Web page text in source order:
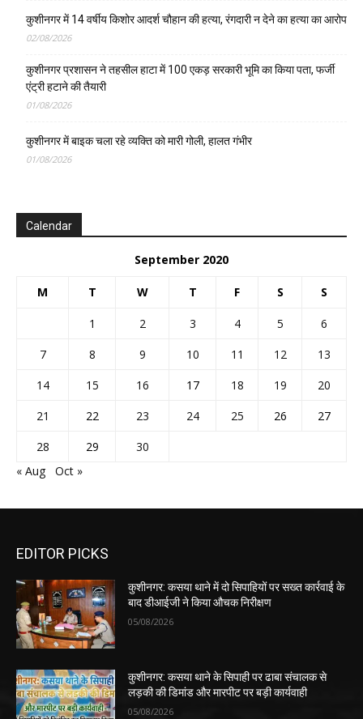
कुशीनगर में 14 वर्षीय किशोर आदर्श चौहान की हत्या, रंगदारी न देने का हत्या का आरोप
02/08/2026
कुशीनगर प्रशासन ने तहसील हाटा में 100 एकड़ सरकारी भूमि का किया पता, फर्जी
एंट्री हटाने की तैयारी
01/08/2026
कुशीनगर में बाइक चला रहे व्यक्ति को मारी गोली, हालत गंभीर
01/08/2026
Calendar
September 2020
M T W T F S S
1 2 3 4 5
6
7
8 9 10 11 12
13
14
15 16 17 18 19
20
21
22 23 24 25 26
27
28
29
30
« Aug
Oct »
EDITOR PICKS
कुशीनगर: कसया थाने में दो सिपाहियों पर सख्त कार्रवाई के
बाद डीआईजी ने किया औचक निरीक्षण
05/08/2026
कुशीनगर: कसया थाने के सिपाही पर ढाबा संचालक से
लड़की की डिमांड और मारपीट पर बड़ी कार्यवाही
05/08/2026